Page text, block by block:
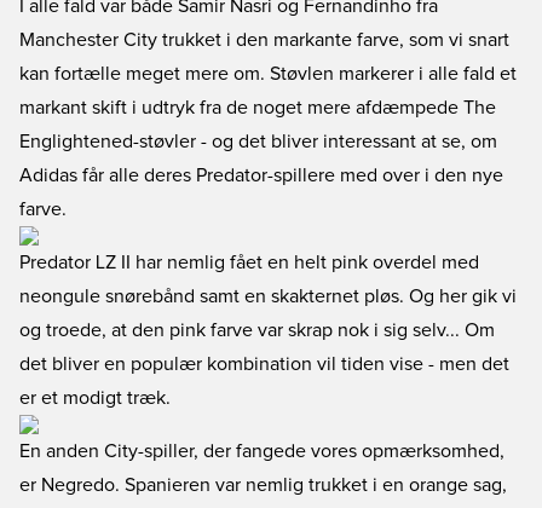
I alle fald var både Samir Nasri og Fernandinho fra
Manchester City trukket i den markante farve, som vi snart
kan fortælle meget mere om. Støvlen markerer i alle fald et
markant skift i udtryk fra de noget mere afdæmpede The
Englightened-støvler - og det bliver interessant at se, om
Adidas får alle deres Predator-spillere med over i den nye
farve.
Predator LZ II har nemlig fået en helt pink overdel med
neongule snørebånd samt en skakternet pløs. Og her gik vi
og troede, at den pink farve var skrap nok i sig selv... Om
det bliver en populær kombination vil tiden vise - men det
er et modigt træk.
En anden City-spiller, der fangede vores opmærksomhed,
er Negredo. Spanieren var nemlig trukket i en orange sag,